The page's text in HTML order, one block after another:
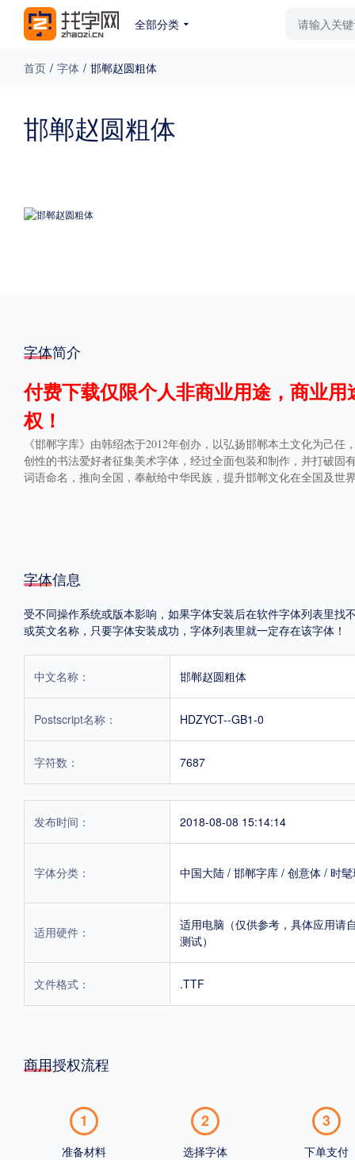
全部分类
免费下载 收费下载
格式
.TTF
地区
POP字体下载
首页 / 字体 / 邯郸赵圆粗体
邯郸赵圆粗体
字体简介
付费下载仅限个人非商业用途，商业
权！
《邯郸字库》由韩绍杰于2012年创办，以弘扬邯郸本土文化为己
创性的书法爱好者征集美术字体，经过全面包装和制作，并打破
词语命名，推向全国，奉献给中华民族，提升邯郸文化在全国及世
字体信息
受不同操作系统或版本影响，如果字体安装后在软件字体列表里
或英文名称，只要字体安装成功，字体列表里就一定存在该字体！
中文名称： 邯郸赵圆粗体
Postscript名称： HDZYCT--GB1-0
字符数： 7687
发布时间： 2018-08-08 15:14:14
字体分类： 中国大陆 / 邯郸字库 / 创意体 / 时
适用硬件：
适用电脑（仅供参考，具体应用请
测试）
文件格式： .TTF
商用授权流程
1
准备材料
2
选择字体
3
下单支付